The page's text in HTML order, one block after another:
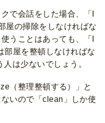
で会話をした場合、「I
屋の掃除をしなければな
うことはあっても、「I
部屋を整頓しなければな
は少ないでしょう。
（整理整頓する）」と
いので「clean」しか使